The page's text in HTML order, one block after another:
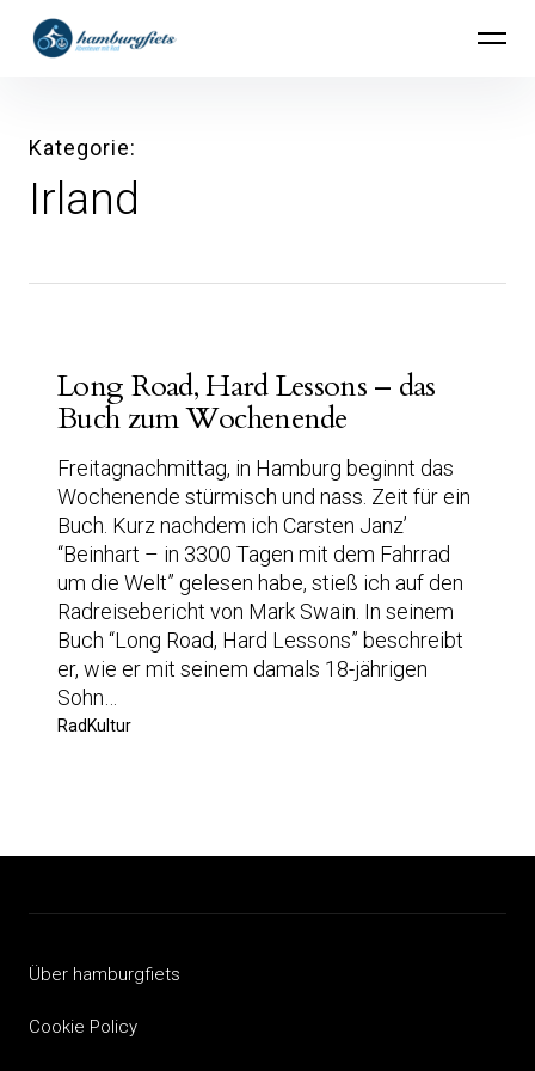
überspringen
hamburgfiets – Abenteuer mit Rad
Kategorie
Irland
Long Road, Hard Lessons – das
Buch zum Wochenende
Freitagnachmittag, in Hamburg beginnt das
Wochenende stürmisch und nass. Zeit für ein
Buch. Kurz nachdem ich Carsten Janz’
“Beinhart – in 3300 Tagen mit dem Fahrrad
um die Welt” gelesen habe, stieß ich auf den
Radreisebericht von Mark Swain. In seinem
Buch “Long Road, Hard Lessons” beschreibt
er, wie er mit seinem damals 18-jährigen
Sohn…
RadKultur
Über hamburgfiets
Cookie Policy